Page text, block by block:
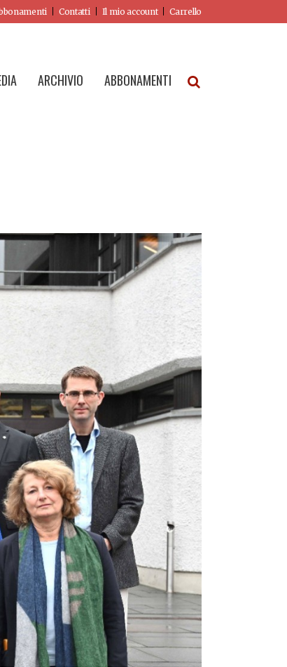
Contatti Il mio account Carrello
ARCHIVIO ABBONAMENTI